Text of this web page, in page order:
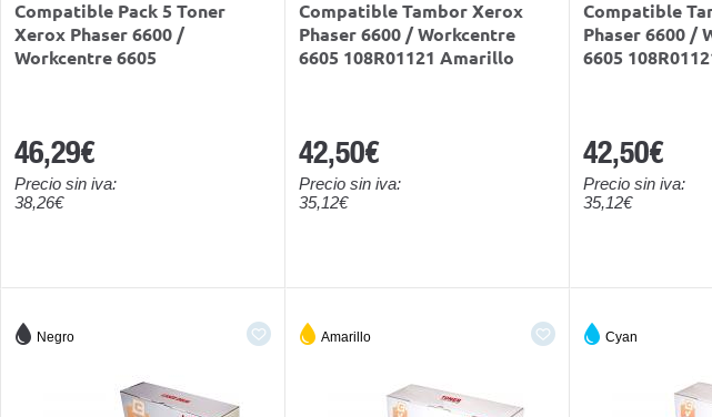
Compatible Pack 5 Toner
Xerox Phaser 6600 /
Workcentre 6605
46,29€
Precio sin iva:
38,26€
Compatible Tambor Xerox
Phaser 6600 / Workcentre
6605 108R01121 Amarillo
42,50€
Precio sin iva:
35,12€
Compatible
Phaser 6600 /
6605
42,50€
Precio sin iva:
35,12€
Negro Amarillo Cyan